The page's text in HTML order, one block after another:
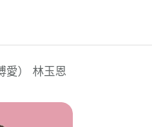
愛） 林玉恩